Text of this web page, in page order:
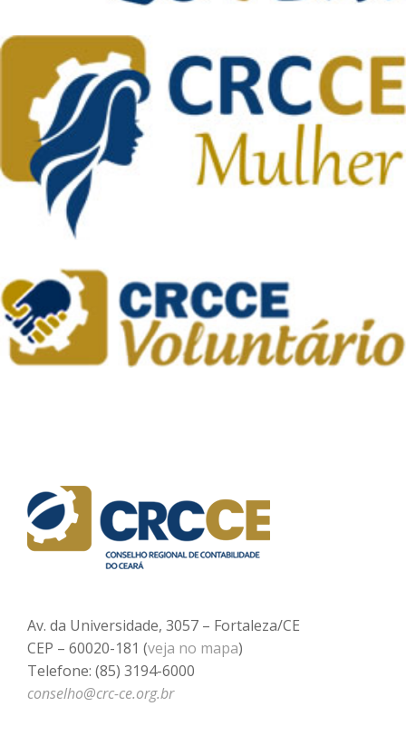
Av. da Universidade, 3057 – Fortaleza/CE
CEP – 60020-181 (veja no mapa)
Telefone: (85) 3194-6000
conselho@crc-ce.org.br